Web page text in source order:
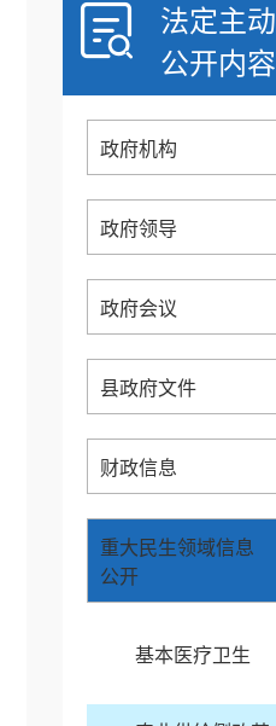
法定主动
公开内容
政府机构
政府领导
政府会议
县政府文件
财政信息
重大民生领域信息
公开
基本医疗卫生